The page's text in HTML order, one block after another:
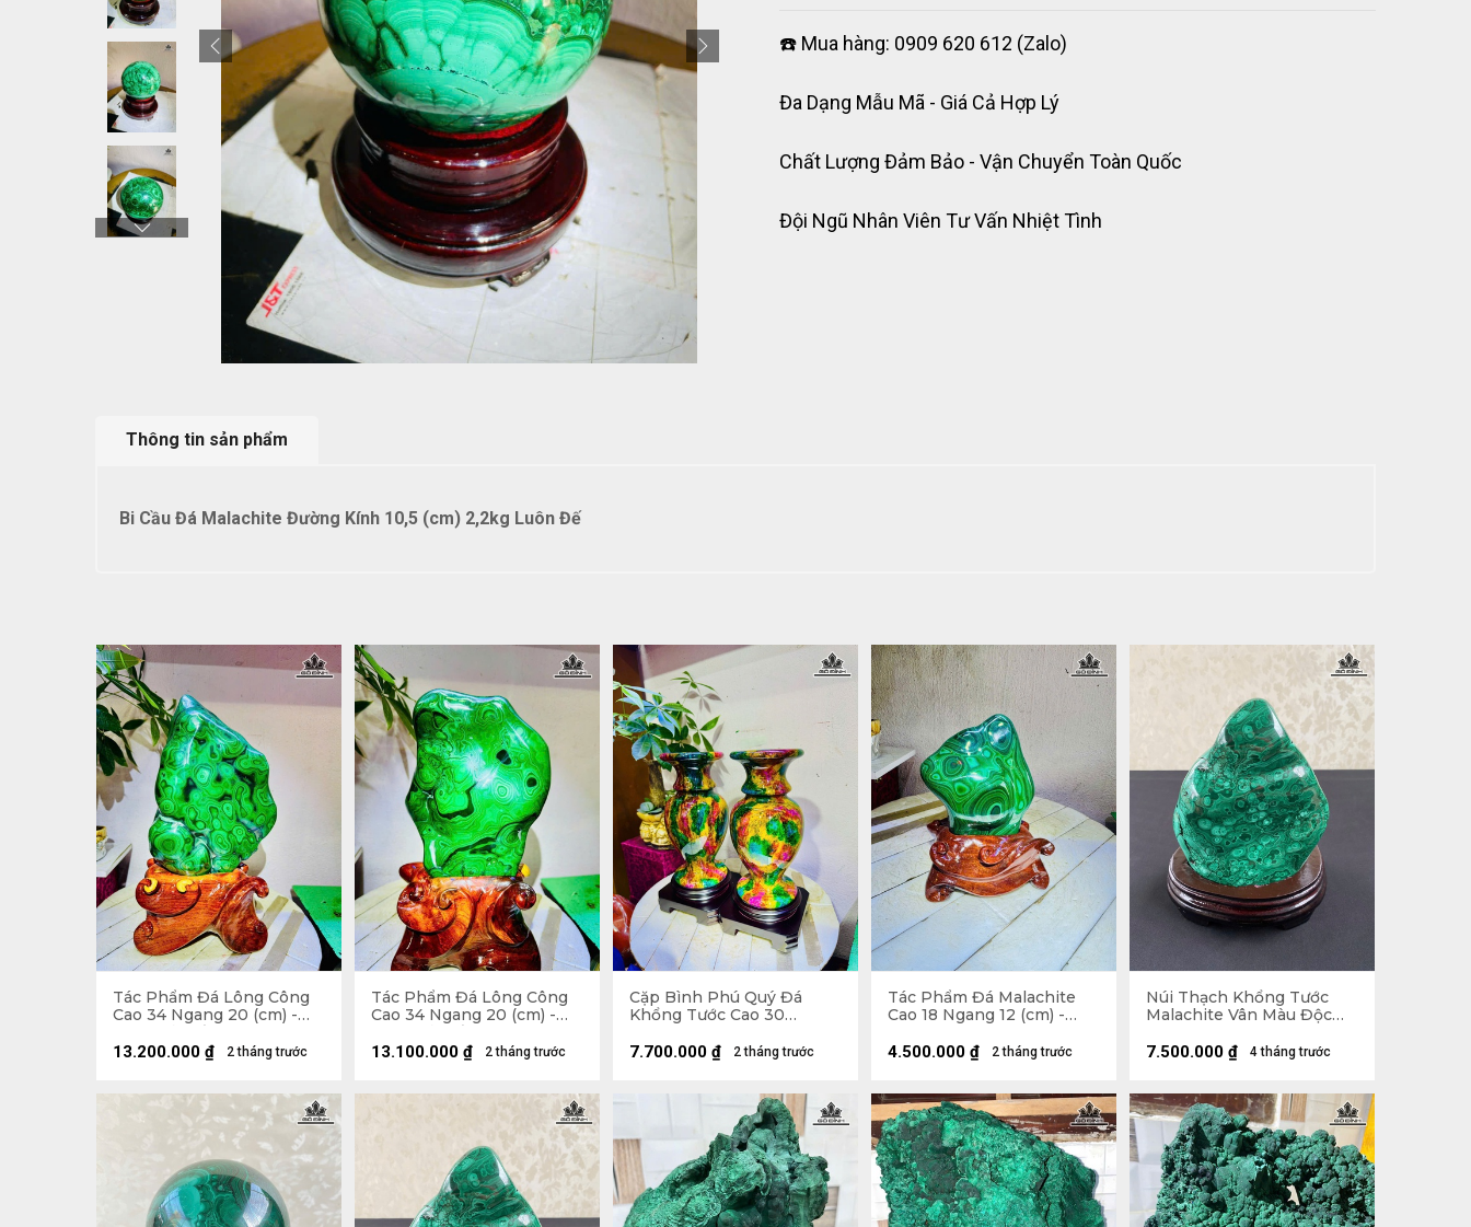
☎️ Mua hàng: 0909 620 612 (Zalo)
Đa Dạng Mẫu Mã - Giá Cả Hợp Lý
Chất Lượng Đảm Bảo - Vận Chuyển Toàn Quốc
Đội Ngũ Nhân Viên Tư Vấn Nhiệt Tình
Thông tin sản phẩm
Bi Cầu Đá Malachite Đường Kính 10,5 (cm) 2,2kg Luôn Đế
Tác Phẩm Đá Lông Công
Cao 34 Ngang 20 (cm) -
6,5kg Cả Đế
2 tháng trước
13.200.000 ₫
Tác Phẩm Đá Lông Công
Cao 34 Ngang 20 (cm) -
6,5kg Cả Đế
2 tháng trước
13.100.000 ₫
Cặp Bình Phú Quý Đá
Khổng Tước Cao 30
2 tháng trước
7.700.000 ₫
Tác Phẩm Đá Malachite
Cao 18 Ngang 12 (cm) -
2 tháng trước
4.500.000 ₫
Núi Thạch Khổng Tước
Malachite Vân Màu Độc
18x14,5x7cm - Lên đế
4 tháng trước
7.500.000 ₫